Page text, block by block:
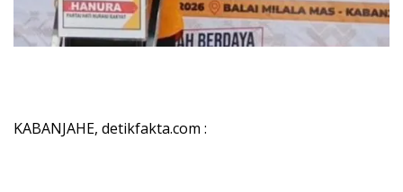
KABANJAHE, detikfakta.com :